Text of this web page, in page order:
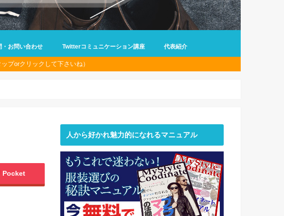
・お問い合わせ Twitterコミュニケーション講座 代表紹介
プorクリックして下さいね）
Pocket
人から好かれ魅力的になれるマニュアル